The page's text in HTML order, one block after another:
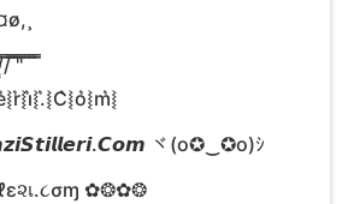
̿̿'̿̿'̿̿
ヾ(o✪‿✪o)ｼ
เ.૮σɱ ✿❂✿❂